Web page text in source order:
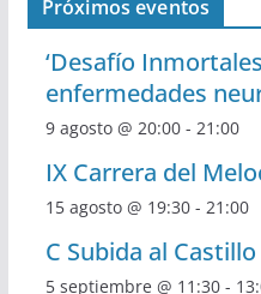
Próximos eventos
‘Desafío
enfermedades
9 agosto @ 20:00- 21:00
IX Carrera del
15 agosto @ 19:30- 21:00
C Subida al
5 septiembre @ 11:30-